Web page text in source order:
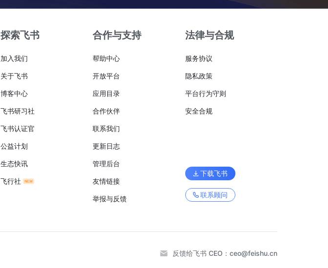
探索飞书
加入我们
关于飞书
博客中心
飞书研习社
飞书认证官
公益计划
生态快讯
飞行社
合作与支持
帮助中心
开放平台
应用目录
合作伙伴
联系我们
更新日志
管理后台
友情链接
举报与反馈
法律与合规
服务协议
隐私政策
平台行为守则
安全合规
下载飞书
联系顾问
反馈给飞书 CEO： ceo@feishu.cn